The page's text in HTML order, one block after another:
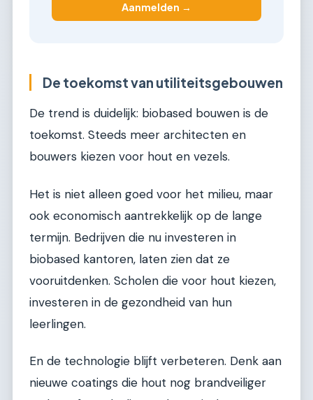
Aanmelden →
De toekomst van utiliteitsgebouwen
De trend is duidelijk: biobased bouwen is de
toekomst. Steeds meer architecten en
bouwers kiezen voor hout en vezels.
Het is niet alleen goed voor het milieu, maar
ook economisch aantrekkelijk op de lange
termijn. Bedrijven die nu investeren in
biobased kantoren, laten zien dat ze
vooruitdenken. Scholen die voor hout kiezen,
investeren in de gezondheid van hun
leerlingen.
En de technologie blijft verbeteren. Denk aan
nieuwe coatings die hout nog brandveiliger